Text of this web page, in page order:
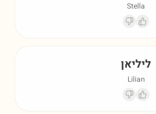
Stella
ליליאן
Lilian